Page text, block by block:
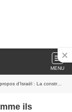
MENU
dans le discours anti-israélien et antisioniste
ils